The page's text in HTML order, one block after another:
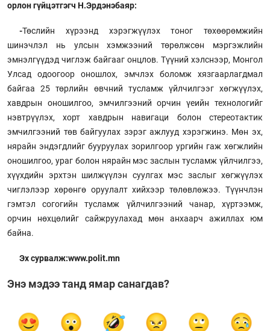
орлон гүйцэтгэгч Н.Эрдэнэбаяр:
-Төслийн хүрээнд хэрэгжүүлэх тоног төхөөрөмжийн
шинэчлэл нь улсын хэмжээний төрөлжсөн мэргэжлийн
эмнэлгүүдэд чиглэж байгааг онцлов. Түүний хэлснээр, Монгол
Улсад одоогоор оношлох, эмчлэх боломж хязгаарлагдмал
байгаа 25 төрлийн өвчний тусламж үйлчилгээг хөгжүүлэх,
хавдрын оношилгоо, эмчилгээний орчин үеийн технологийг
нэвтрүүлэх, хорт хавдрын навигаци болон стереотактик
эмчилгээний төв байгуулах зэрэг ажлууд хэрэгжинэ. Мөн эх,
нярайн эндэгдлийг бууруулах зорилгоор ургийн гаж хөгжлийн
оношилгоо, ураг болон нярайн мэс заслын тусламж үйлчилгээ,
хүүхдийн эрхтэн шилжүүлэн суулгах мэс заслыг хөгжүүлэх
чиглэлээр хөрөнгө оруулалт хийхээр төлөвлөжээ. Түүнчлэн
гэмтэл согогийн тусламж үйлчилгээний чанар, хүртээмж,
орчин нөхцөлийг сайжруулахад мөн анхаарч ажиллах юм
байна.
Эх сурвалж:www.polit.mn
Энэ мэдээ танд ямар санагдав?